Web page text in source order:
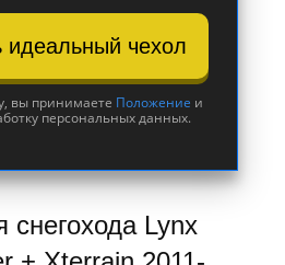
идеальный чехол
вы принимаете Положение и
персональных данных.
снегохода Lynx